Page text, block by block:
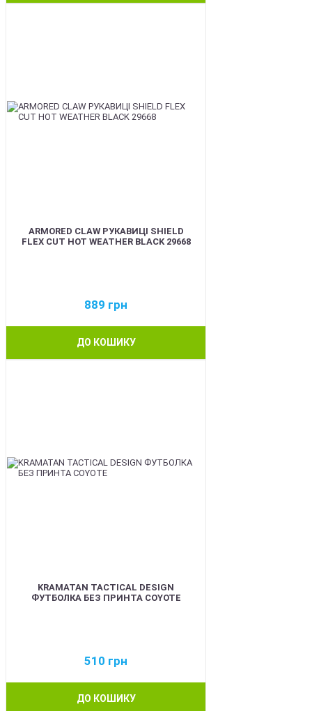
ARMORED CLAW РУКАВИЦІ SHIELD
FLEX CUT HOT WEATHER BLACK 29668
889 грн
ДО КОШИКУ
KRAMATAN TACTICAL DESIGN
ФУТБОЛКА БЕЗ ПРИНТА COYOTE
510 грн
ДО КОШИКУ